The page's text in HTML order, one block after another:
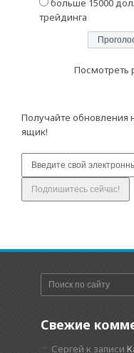
больше 15000
трейдинга
Посмотреть
Получайте обновления
ящик!
Свежие
Сергей к записи